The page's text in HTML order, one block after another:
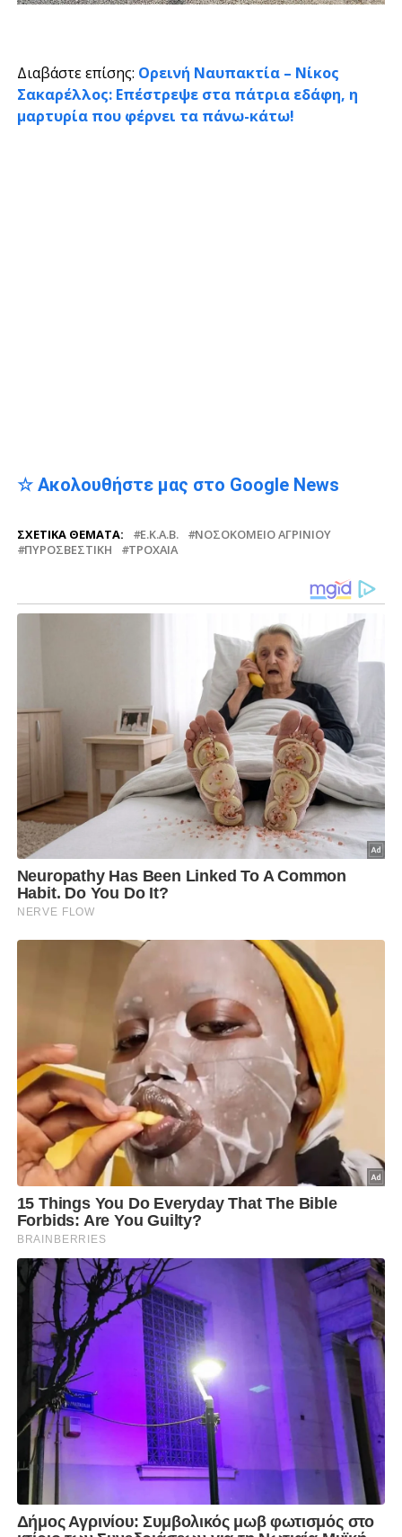
Διαβάστε επίσης: Ορεινή Ναυπακτία – Νίκος
Σακαρέλλος: Επέστρεψε στα πάτρια εδάφη, η
μαρτυρία που φέρνει τα πάνω-κάτω!
☆ Ακολουθήστε μας στο Google News
ΣΧΕΤΙΚΆ ΘΈΜΑΤΑ: Ε.Κ.Α.Β.
ΝΟΣΟΚΟΜΕΊΟ ΑΓΡΙΝΊΟΥ
ΠΥΡΟΣΒΕΣΤΙΚΉ
ΤΡΟΧΑΊΑ